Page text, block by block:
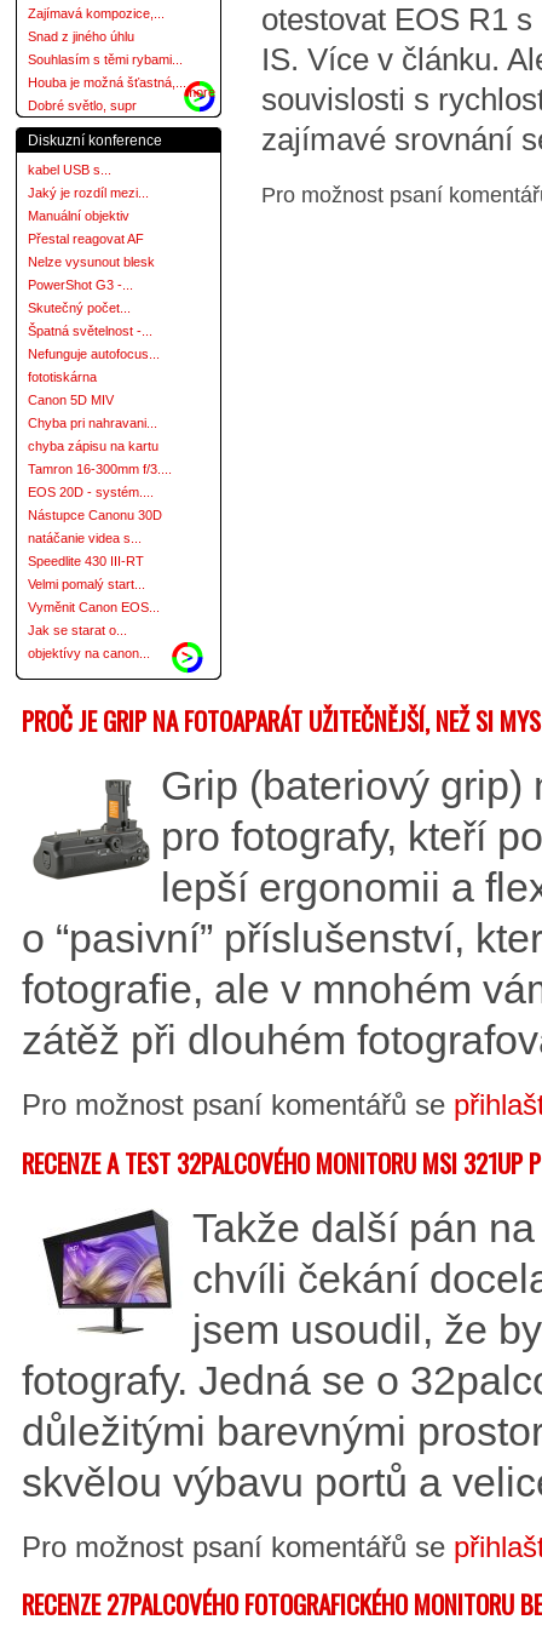
Zajímavá kompozice,...
Snad z jiného úhlu
Souhlasím s těmi rybami...
Houba je možná šťastná,...
Dobré světlo, supr
more
Diskuzní konference
kabel USB s...
Jaký je rozdíl mezi...
Manuální objektiv
Přestal reagovat AF
Nelze vysunout blesk
PowerShot G3 -...
Skutečný počet...
Špatná světelnost -...
Nefunguje autofocus...
fototiskárna
Canon 5D MIV
Chyba pri nahravani...
chyba zápisu na kartu
Tamron 16-300mm f/3....
EOS 20D - systém....
Nástupce Canonu 30D
natáčanie videa s...
Speedlite 430 III-RT
Velmi pomalý start...
Vyměnit Canon EOS...
Jak se starat o...
objektívy na canon...
otestovat EOS R1
IS. Více v článku.
souvislosti s
zajímavé srovnání
Pro možnost psaní
PROČ JE GRIP NA FOTOAPARÁT UŽITEČNĚJŠÍ, NEŽ SI
Grip (bateriový grip)
pro fotografy, kteří
lepší ergonomii a
o “pasivní” příslušenství,
fotografie, ale v mnohém
zátěž při dlouhém
Pro možnost psaní komentářů se
RECENZE A TEST 32PALCOVÉHO MONITORU MSI 321UP
Takže další pán
chvíli čekání
jsem usoudil, že
fotografy. Jedná se o
důležitými barevnými
skvělou výbavu portů a
Pro možnost psaní komentářů se
RECENZE 27PALCOVÉHO FOTOGRAFICKÉHO MONITORU